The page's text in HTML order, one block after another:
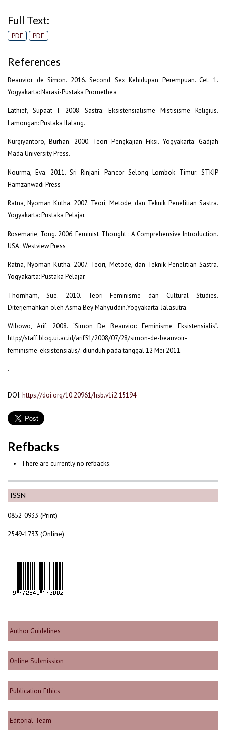
ISSN
0852-0933 (Print)
2549-1733 (Online)
Author Guidelines
Online Submission
Publication Ethics
Editorial Team
Full Text:
PDF PDF
References
Beauvior de Simon. 2016. Second Sex Kehidupan Perempuan. Cet. 1.
Yogyakarta: Narasi-Pustaka Promethea
Lathief, Supaat I. 2008. Sastra: Eksistensialisme Mistisisme Religius.
Lamongan: Pustaka Ilalang.
Nurgiyantoro, Burhan. 2000. Teori Pengkajian Fiksi. Yogyakarta: Gadjah
Mada University Press.
Nourma, Eva. 2011. Sri Rinjani. Pancor Selong Lombok Timur: STKIP
Hamzanwadi Press
Ratna, Nyoman Kutha. 2007. Teori, Metode, dan Teknik Penelitian Sastra.
Yogyakarta: Pustaka Pelajar.
Rosemarie, Tong. 2006. Feminist Thought : A Comprehensive Introduction.
USA : Westview Press
Ratna, Nyoman Kutha. 2007. Teori, Metode, dan Teknik Penelitian Sastra.
Yogyakarta: Pustaka Pelajar.
Thornham, Sue. 2010. Teori Feminisme dan Cultural Studies.
Diterjemahkan oleh Asma Bey Mahyuddin.Yogyakarta: Jalasutra.
Wibowo, Arif. 2008. “Simon De Beauvior: Feminisme Eksistensialis”.
http://staff.blog.ui.ac.id/arif51/2008/07/28/simon-de-beauvoir-
feminisme-eksistensialis/. diunduh pada tanggal 12 Mei 2011.
.
DOI: https://doi.org/10.20961/hsb.v1i2.15194
Refbacks
There are currently no refbacks.